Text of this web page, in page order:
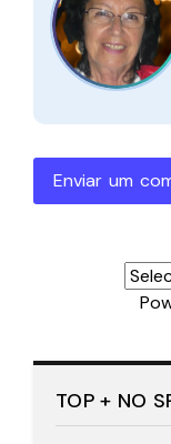
Enviar um
TOP + NO